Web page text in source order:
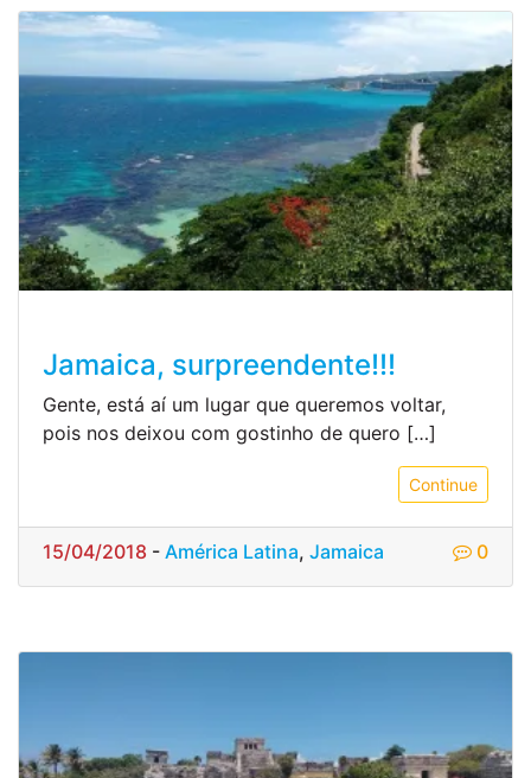
Jamaica, surpreendente!!!
Gente, está aí um lugar que queremos voltar,
pois nos deixou com gostinho de quero […]
Continue
15/04/2018 - América Latina, Jamaica 0